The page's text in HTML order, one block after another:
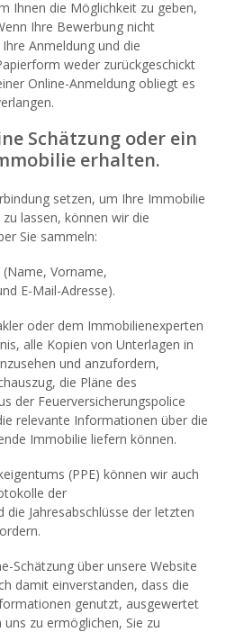
Ihnen die Möglichkeit zu geben,
Ihre Bewerbung nicht
Anmeldung und die
weder zurückgeschickt
Online-Anmeldung obliegt es
Schätzung oder ein
erhalten.
setzen, um Ihre Immobilie
lassen, können wir die
Sie sammeln:
Vorname,
E-Mail-Adresse).
oder dem Immobilienexperten
alle Kopien von Unterlagen in
und anzufordern,
die Pläne des
der Feuerversicherungspolice
relevante Informationen über die
Immobilie liefern können.
(PPE) können wir auch
der
die Jahresabschlüsse der letzten
Schätzung über unsere Website
damit einverstanden, dass die
genutzt, ausgewertet
zu ermöglichen, Sie zu